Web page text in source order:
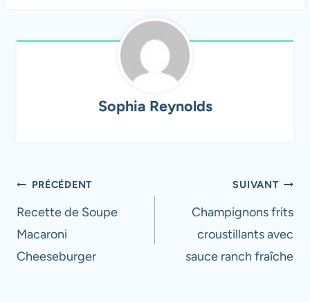
Sophia Reynolds
Navigation
de
l’article
PRÉCÉDENT
Recette de Soupe
Macaroni
Cheeseburger
SUIVANT
Champignons frits
croustillants avec
sauce ranch fraîche